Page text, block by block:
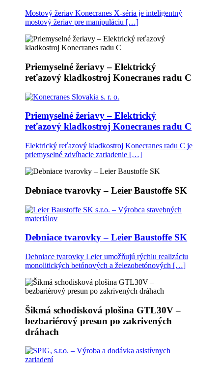
Mostový žeriav Konecranes X-séria je inteligentný
mostový žeriav pre manipuláciu […]
Priemyselné žeriavy – Elektrický
reťazový kladkostroj Konecranes radu C
Priemyselné žeriavy – Elektrický
reťazový kladkostroj Konecranes radu C
Elektrický reťazový kladkostroj Konecranes radu C je
priemyselné zdvíhacie zariadenie […]
Debniace tvarovky – Leier Baustoffe SK
Debniace tvarovky – Leier Baustoffe SK
Debniace tvarovky Leier umožňujú rýchlu realizáciu
monolitických betónových a železobetónových […]
Šikmá schodisková plošina GTL30V –
bezbariérový presun po zakrivených
dráhach